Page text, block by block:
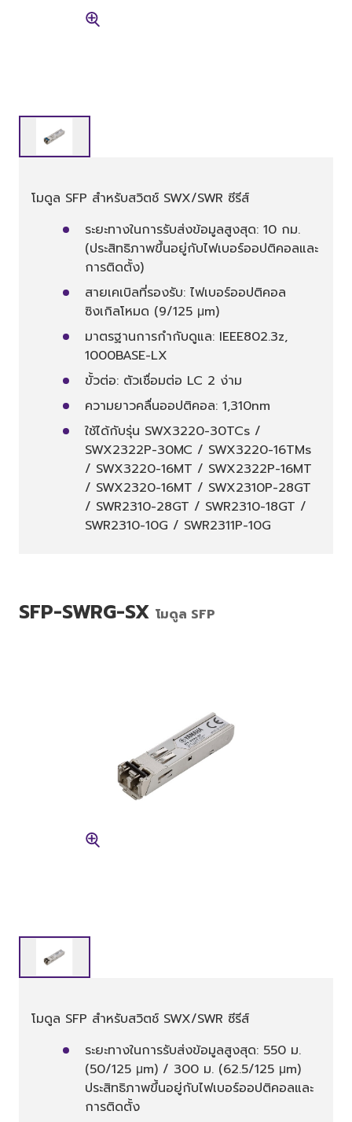
โมดูล SFP สำหรับสวิตช์ SWX/SWR ซีรีส์
ระยะทางในการรับส่งข้อมูลสูงสุด: 10 กม.
(ประสิทธิภาพขึ้นอยู่กับไฟเบอร์ออปติคอลและ
การติดตั้ง)
สายเคเบิลที่รองรับ: ไฟเบอร์ออปติคอล
ซิงเกิลโหมด (9/125 μm)
มาตรฐานการกำกับดูแล: IEEE802.3z,
1000BASE-LX
ขั้วต่อ: ตัวเชื่อมต่อ LC 2 ง่าม
ความยาวคลื่นออปติคอล: 1,310nm
ใช้ได้กับรุ่น SWX3220-30TCs /
SWX2322P-30MC / SWX3220-16TMs
/ SWX3220-16MT / SWX2322P-16MT
/ SWX2320-16MT / SWX2310P-28GT
/ SWR2310-28GT / SWR2310-18GT /
SWR2310-10G / SWR2311P-10G
SFP-SWRG-SX โมดูล SFP
โมดูล SFP สำหรับสวิตช์ SWX/SWR ซีรีส์
ระยะทางในการรับส่งข้อมูลสูงสุด: 550 ม.
(50/125 μm) / 300 ม. (62.5/125 μm)
ประสิทธิภาพขึ้นอยู่กับไฟเบอร์ออปติคอลและ
การติดตั้ง